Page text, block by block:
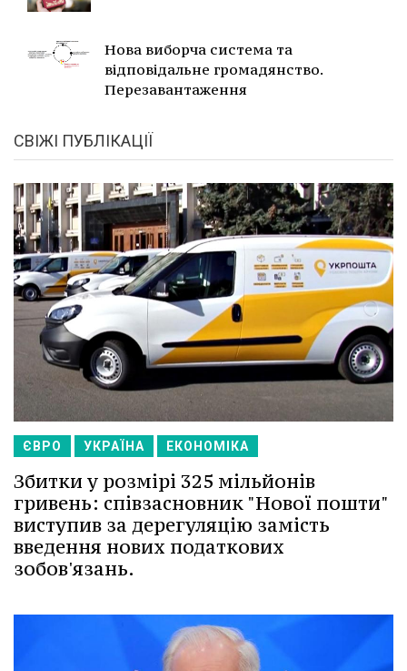
Нова виборча система та
відповідальне громадянство.
Перезавантаження
СВІЖІ ПУБЛІКАЦІЇ
ЄВРО УКРАЇНА ЕКОНОМІКА
Збитки у розмірі 325 мільйонів
гривень: співзасновник "Нової пошти"
виступив за дерегуляцію замість
введення нових податкових
зобов'язань.